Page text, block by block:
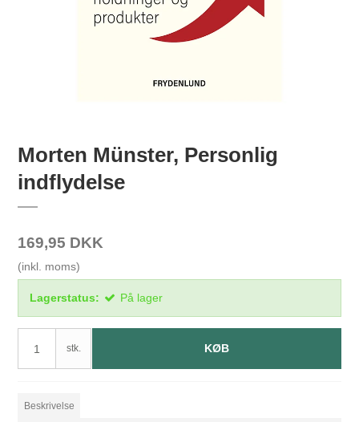
Morten Münster, Personlig
indflydelse
169,95 DKK
(inkl. moms)
Lagerstatus: På lager
stk. KØB
Beskrivelse